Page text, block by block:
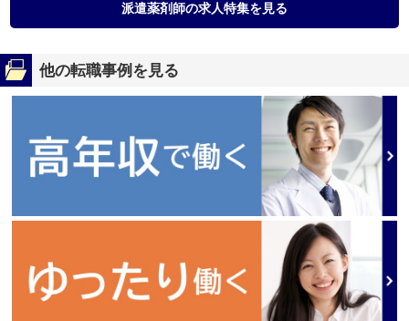
派遣薬剤師の求人特集を見る
他の転職事例を見る